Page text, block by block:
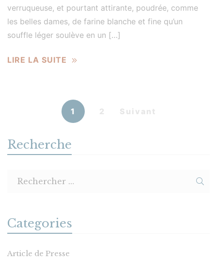
verruqueuse, et pourtant attirante, poudrée, comme
les belles dames, de farine blanche et fine qu’un
souffle léger soulève en un […]
LIRE LA SUITE
1 2 Suivant
Recherche
Categories
Article de Presse